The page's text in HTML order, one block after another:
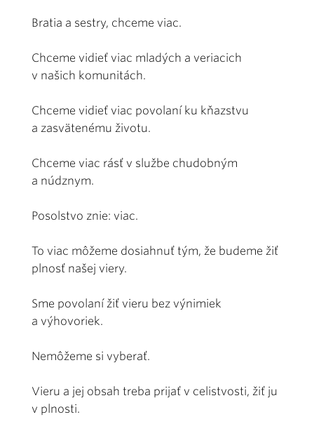
Bratia a sestry, chceme viac.
Chceme vidieť viac mladých a veriacich
v našich komunitách.
Chceme vidieť viac povolaní ku kňazstvu
a zasvätenému životu.
Chceme viac rásť v službe chudobným
a núdznym.
Posolstvo znie: viac.
To viac môžeme dosiahnuť tým, že budeme žiť
plnosť našej viery.
Sme povolaní žiť vieru bez výnimiek
a výhovoriek.
Nemôžeme si vyberať.
Vieru a jej obsah treba prijať v celistvosti, žiť ju
v plnosti.